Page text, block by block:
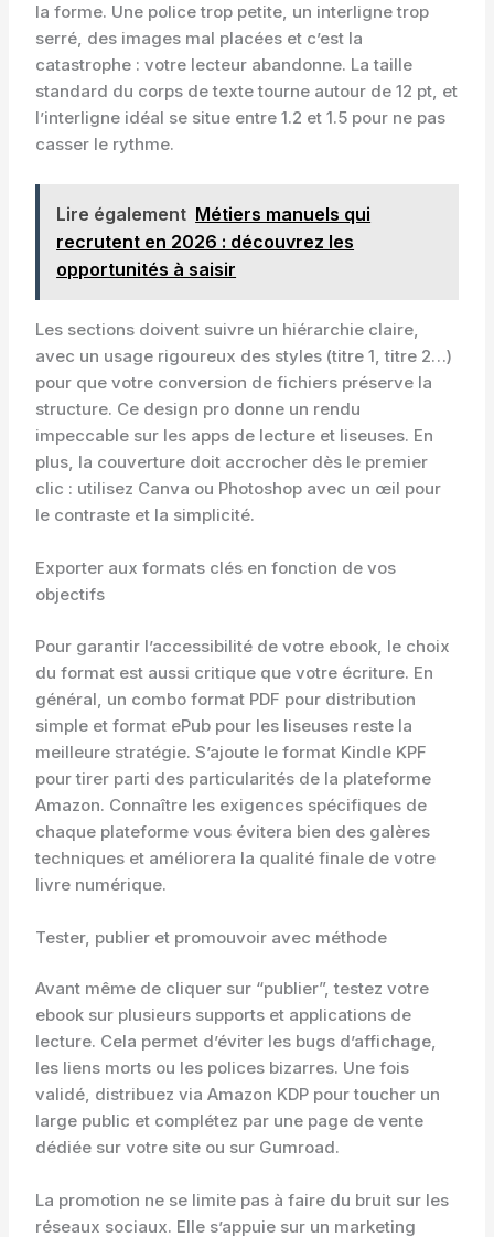
la forme. Une police trop petite, un interligne trop
serré, des images mal placées et c’est la
catastrophe : votre lecteur abandonne. La taille
standard du corps de texte tourne autour de 12 pt, et
l’interligne idéal se situe entre 1.2 et 1.5 pour ne pas
casser le rythme.
Lire également Métiers manuels qui
recrutent en 2026 : découvrez les
opportunités à saisir
Les sections doivent suivre un hiérarchie claire,
avec un usage rigoureux des styles (titre 1, titre 2…)
pour que votre conversion de fichiers préserve la
structure. Ce design pro donne un rendu
impeccable sur les apps de lecture et liseuses. En
plus, la couverture doit accrocher dès le premier
clic : utilisez Canva ou Photoshop avec un œil pour
le contraste et la simplicité.
Exporter aux formats clés en fonction de vos
objectifs
Pour garantir l’accessibilité de votre ebook, le choix
du format est aussi critique que votre écriture. En
général, un combo format PDF pour distribution
simple et format ePub pour les liseuses reste la
meilleure stratégie. S’ajoute le format Kindle KPF
pour tirer parti des particularités de la plateforme
Amazon. Connaître les exigences spécifiques de
chaque plateforme vous évitera bien des galères
techniques et améliorera la qualité finale de votre
livre numérique.
Tester, publier et promouvoir avec méthode
Avant même de cliquer sur “publier”, testez votre
ebook sur plusieurs supports et applications de
lecture. Cela permet d’éviter les bugs d’affichage,
les liens morts ou les polices bizarres. Une fois
validé, distribuez via Amazon KDP pour toucher un
large public et complétez par une page de vente
dédiée sur votre site ou sur Gumroad.
La promotion ne se limite pas à faire du bruit sur les
réseaux sociaux. Elle s’appuie sur un marketing